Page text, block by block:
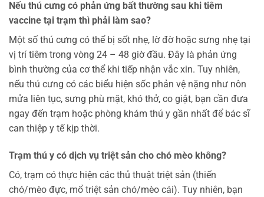
Nếu thú cưng có phản ứng bất thường sau khi tiêm
vaccine tại trạm thì phải làm sao?
Một số thú cưng có thể bị sốt nhẹ, lờ đờ hoặc sưng nhẹ tại
vị trí tiêm trong vòng 24 – 48 giờ đầu. Đây là phản ứng
bình thường của cơ thể khi tiếp nhận vắc xin. Tuy nhiên,
nếu thú cưng có các biểu hiện sốc phản vệ nặng như nôn
mửa liên tục, sưng phù mặt, khó thở, co giật, bạn cần đưa
ngay đến trạm hoặc phòng khám thú y gần nhất để bác sĩ
can thiệp y tế kịp thời.
Trạm thú y có dịch vụ triệt sản cho chó mèo không?
Có, trạm có thực hiện các thủ thuật triệt sản (thiến
chó/mèo đực, mổ triệt sản chó/mèo cái). Tuy nhiên, bạn